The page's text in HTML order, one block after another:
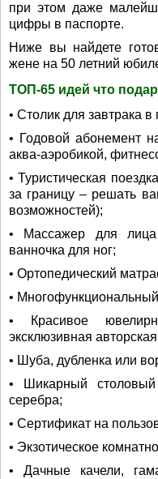
при этом даже
цифры в паспорте.
Ниже вы найдете
жене на 50 летний
ТОП-65 идей что
• Столик для завтрака в
• Годовой абонемент
аква-аэробикой,
• Туристическая
за границу – решать
возможностей);
• Массажер для
ванночка для ног;
• Ортопедический
•
• Красивое
эксклюзивная
• Шуба, дубленка или
• Шикарный
серебра;
• Сертификат на
• Экзотическое
• Дачные качели,